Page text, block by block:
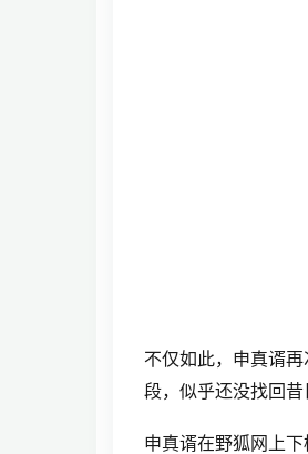
不仅如此，申真谞
段，似乎还没找回昔
申真谞在野狐网上